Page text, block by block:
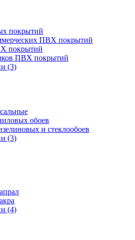
покрытий
ПВХ покрытий
покрытий
ПВХ покрытий
(3)
обоев
и стеклообоев
(3)
(4)